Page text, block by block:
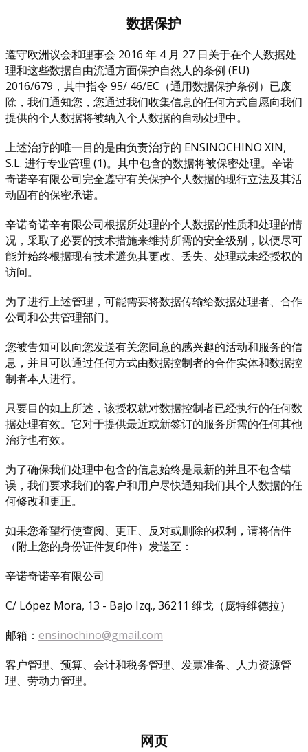
数据保护
遵守欧洲议会和理事会 2016 年 4 月 27 日关于在个人数据处
理和这些数据自由流通方面保护自然人的条例 (EU)
2016/679，其中指令 95/ 46/EC（通用数据保护条例）已废
除，我们通知您，您通过我们收集信息的任何方式自愿向我们
提供的个人数据将被纳入个人数据的自动处理中。
上述治疗的唯一目的是由负责治疗的 ENSINOCHINO XIN,
S.L. 进行专业管理 (1)。其中包含的数据将被保密处理。辛诺
奇诺辛有限公司完全遵守有关保护个人数据的现行立法及其活
动固有的保密承诺。
辛诺奇诺辛有限公司根据所处理的个人数据的性质和处理的情
况，采取了必要的技术措施来维持所需的安全级别，以便尽可
能并始终根据现有技术避免其更改、丢失、处理或未经授权的
访问。
为了进行上述管理，可能需要将数据传输给数据处理者、合作
公司和公共管理部门。
您被告知可以向您发送有关您同意的感兴趣的活动和服务的信
息，并且可以通过任何方式由数据控制者的合作实体和数据控
制者本人进行。
只要目的如上所述，该授权就对数据控制者已经执行的任何数
据处理有效。它对于提供最近或新签订的服务所需的任何其他
治疗也有效。
为了确保我们处理中包含的信息始终是最新的并且不包含错
误，我们要求我们的客户和用户尽快通知我们其个人数据的任
何修改和更正。
如果您希望行使查阅、更正、反对或删除的权利，请将信件
（附上您的身份证件复印件）发送至：
辛诺奇诺辛有限公司
C/ López Mora, 13 - Bajo Izq., 36211 维戈（庞特维德拉）
邮箱： ensinochino@gmail.com
客户管理、预算、会计和税务管理、发票准备、人力资源管
理、劳动力管理。
网页